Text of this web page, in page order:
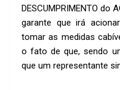
DESCUMPRIMENTO do
garante que irá
tomar as medidas
o fato de que, sendo
que um representante